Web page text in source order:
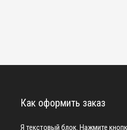
Как оформить заказ
Я текстовый блок. Нажмите